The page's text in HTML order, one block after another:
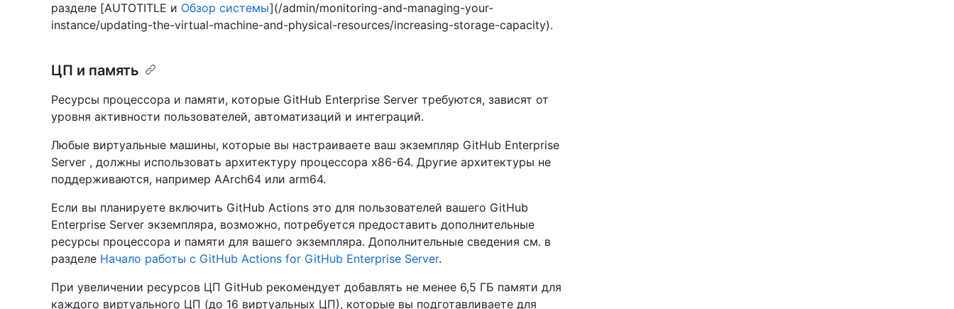
разделе [AUTOTITLE и Обзор системы](/admin/monitoring-and-managing-your-
instance/updating-the-virtual-machine-and-physical-resources/increasing-storage-capacity).
ЦП и память
Ресурсы процессора и памяти, которые GitHub Enterprise Server требуются, зависят от
уровня активности пользователей, автоматизаций и интеграций.
Любые виртуальные машины, которые вы настраиваете ваш экземпляр GitHub Enterprise
Server , должны использовать архитектуру процессора x86-64. Другие архитектуры не
поддерживаются, например AArch64 или arm64.
Если вы планируете включить GitHub Actions это для пользователей вашего GitHub
Enterprise Server экземпляра, возможно, потребуется предоставить дополнительные
ресурсы процессора и памяти для вашего экземпляра. Дополнительные сведения см. в
разделе Начало работы с GitHub Actions for GitHub Enterprise Server.
При увеличении ресурсов ЦП GitHub рекомендует добавлять не менее 6,5 ГБ памяти для
каждого виртуального ЦП (до 16 виртуальных ЦП), которые вы подготавливаете для